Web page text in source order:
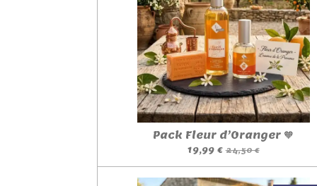
Pack Fleur d’Oranger 🧡
19,99 € 24,50 €